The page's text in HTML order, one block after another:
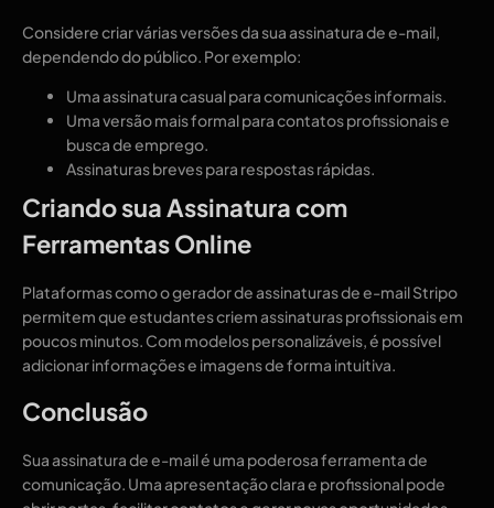
Considere criar várias versões da sua assinatura de e-mail,
dependendo do público. Por exemplo:
Uma assinatura casual para comunicações informais.
Uma versão mais formal para contatos profissionais e
busca de emprego.
Assinaturas breves para respostas rápidas.
Criando sua Assinatura com
Ferramentas Online
Plataformas como o gerador de assinaturas de e-mail Stripo
permitem que estudantes criem assinaturas profissionais em
poucos minutos. Com modelos personalizáveis, é possível
adicionar informações e imagens de forma intuitiva.
Conclusão
Sua assinatura de e-mail é uma poderosa ferramenta de
comunicação. Uma apresentação clara e profissional pode